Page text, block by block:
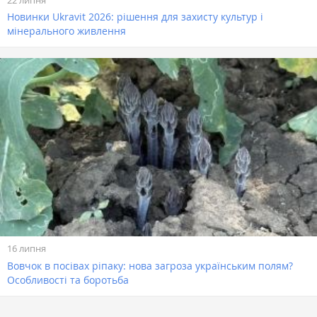
Новинки Ukravit 2026: рішення для захисту культур і
мінерального живлення
16 липня
Вовчок в посівах ріпаку: нова загроза українським полям?
Особливості та боротьба